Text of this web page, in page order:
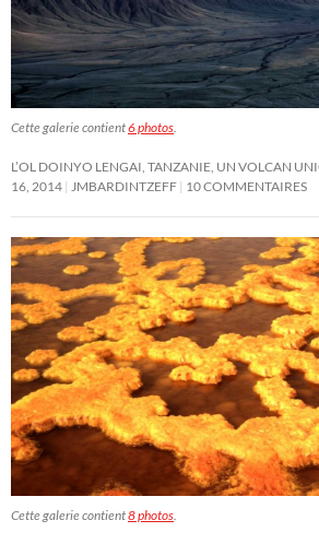
Cette galerie contient6 photos
L’OL DOINYO LENGAI, TANZANIE, UN VOLCAN
16, 2014
JMBARDINTZEFF 10 COMMENTAIRES
Cette galerie contient8 photos